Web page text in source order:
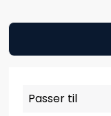
Passer til